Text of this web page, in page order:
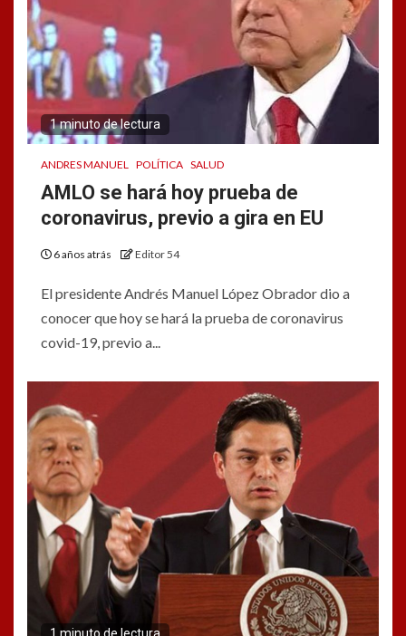
1 minuto de lectura
ANDRES MANUEL POLÍTICA SALUD
AMLO se hará hoy prueba de
coronavirus, previo a gira en EU
6 años atrás Editor 54
El presidente Andrés Manuel López Obrador dio a
conocer que hoy se hará la prueba de coronavirus
covid-19, previo a...